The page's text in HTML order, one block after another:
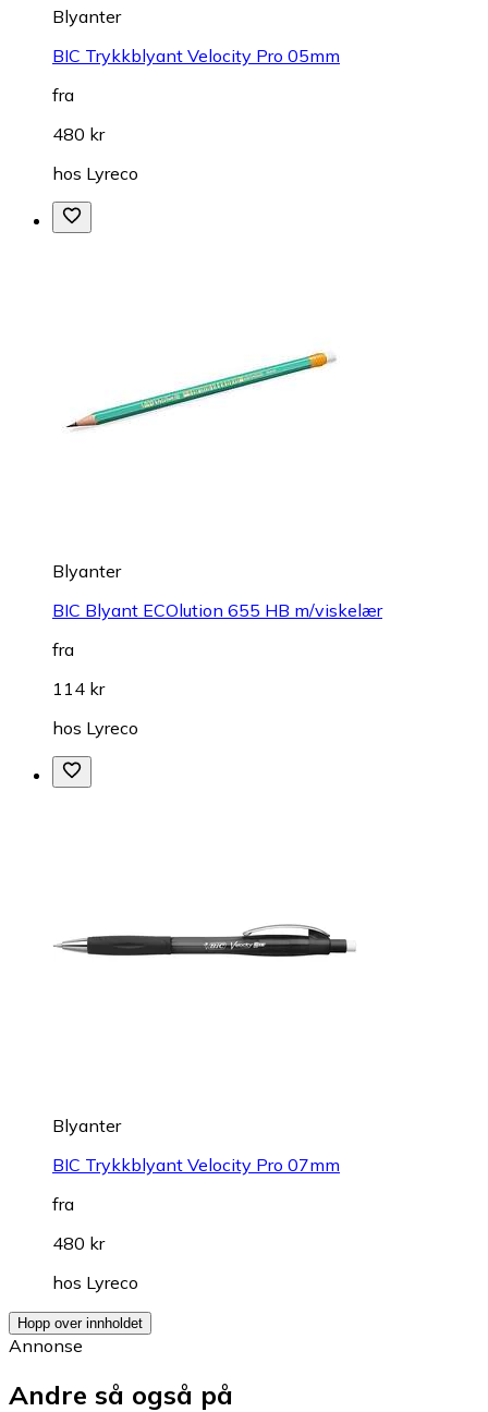
Blyanter
BIC Trykkblyant Velocity Pro 05mm
fra
480 kr
hos Lyreco
Blyanter
BIC Blyant ECOlution 655 HB m/viskelær
fra
114 kr
hos Lyreco
Blyanter
BIC Trykkblyant Velocity Pro 07mm
fra
480 kr
hos Lyreco
Hopp over innholdet
Annonse
Andre så også på